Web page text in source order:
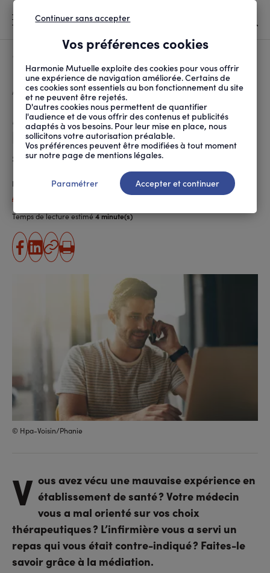
D'ARIANE
ACCUEIL PROTECTION SOCIALE DROITS ET DÉMARCHES MÉDIATION : COMMENT ...
Médiation : comment dénoncer
les mauvaises pratiques en
santé ?
Publié le 19.09.2013, actualisé le 05.07.2019
Amélie Padioleau
Temps de lecture estimé4 minute(s)
partager
partager
Copier
Imprimer
© Hpa-Voisin/Phanie
V ous avez vécu une mauvaise expérience en
établissement de santé ? Votre médecin
vous a mal orienté sur vos choix
thérapeutiques ? L’infirmière vous a servi un
repas qui vous était contre-indiqué ? Faites-le
savoir grâce à la médiation.
Vos préférences cookies
Harmonie Mutuelle exploite des cookies pour vous offrir
une expérience de navigation améliorée. Certains de
ces cookies sont essentiels au bon fonctionnement du site
et ne peuvent être rejetés.
D'autres cookies nous permettent de quantifier
l'audience et de vous offrir des contenus et publicités
adaptés à vos besoins. Pour leur mise en place, nous
sollicitons votre autorisation préalable.
Vos préférences peuvent être modifiées à tout moment
sur notre page de mentions légales.
Continuer sans accepter
Paramétrer Accepter et continuer